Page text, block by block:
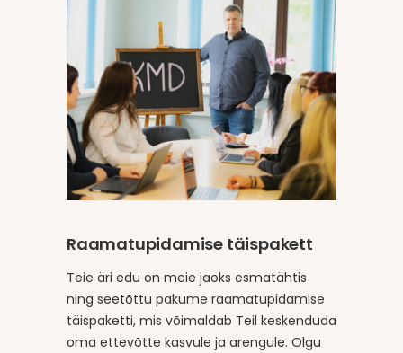
Raamatupidamise täispakett
Teie äri edu on meie jaoks esmatähtis
ning seetõttu pakume raamatupidamise
täispaketti, mis võimaldab Teil keskenduda
oma ettevõtte kasvule ja arengule. Olgu